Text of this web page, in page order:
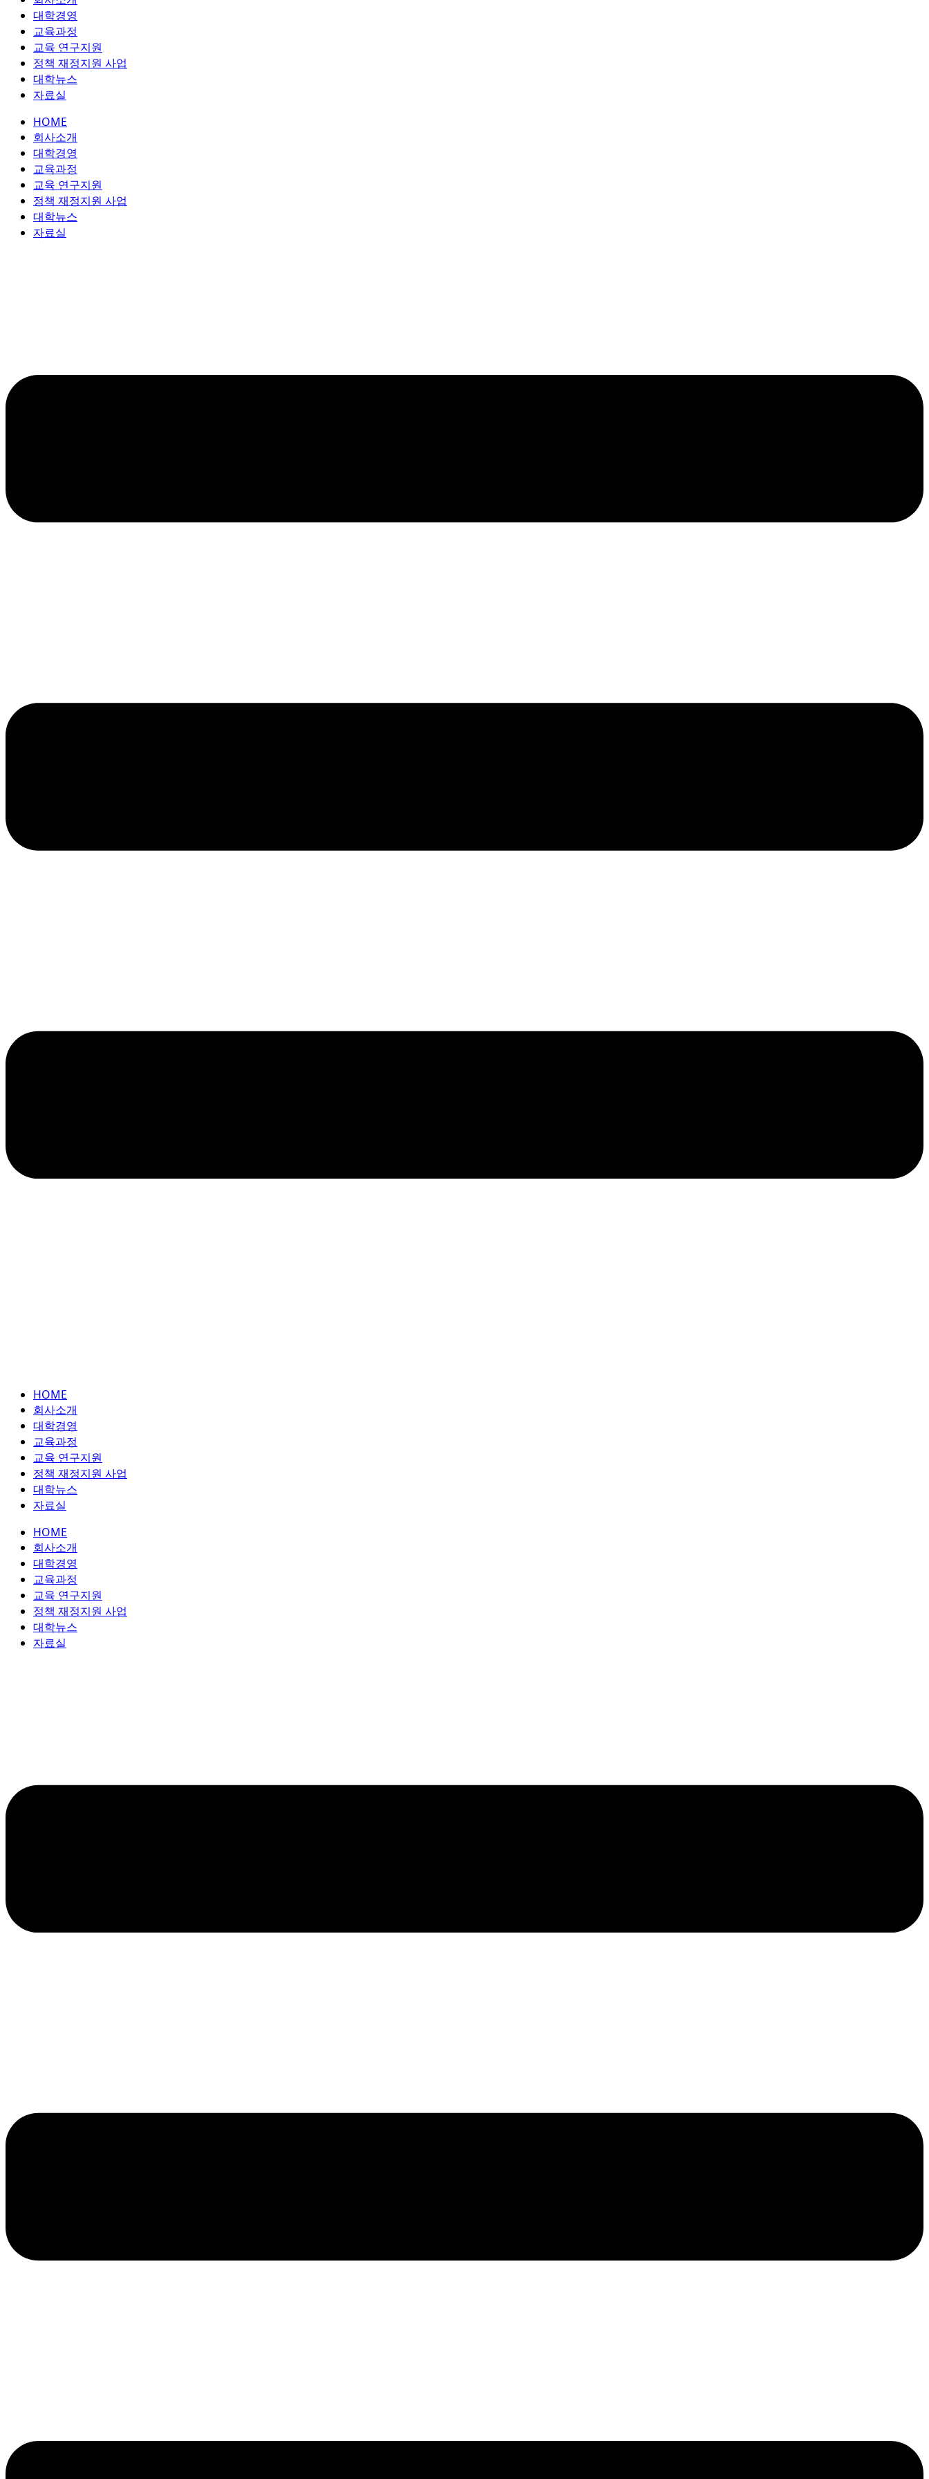
대학경영
교육과정
교육 연구지원
정책 재정지원 사업
대학뉴스
자료실
HOME
회사소개
대학경영
교육과정
교육 연구지원
정책 재정지원 사업
대학뉴스
자료실
HOME
회사소개
대학경영
교육과정
교육 연구지원
정책 재정지원 사업
대학뉴스
자료실
HOME
회사소개
대학경영
교육과정
교육 연구지원
정책 재정지원 사업
대학뉴스
자료실